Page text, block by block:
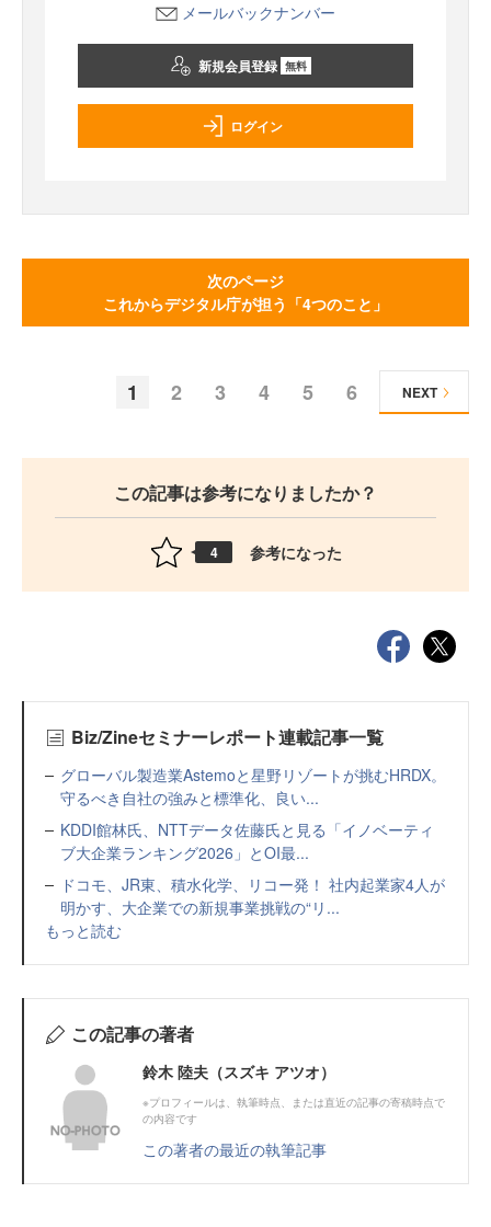
メールバックナンバー
新規会員登録 無料
ログイン
次のページ
これからデジタル庁が担う「4つのこと」
1 2 3 4 5 6 NEXT
この記事は参考になりましたか？
4 参考になった
Biz/Zineセミナーレポート連載記事一覧
グローバル製造業Astemoと星野リゾートが挑むHRDX。
守るべき自社の強みと標準化、良い...
KDDI館林氏、NTTデータ佐藤氏と見る「イノベーティ
ブ大企業ランキング2026」とOI最...
ドコモ、JR東、積水化学、リコー発！ 社内起業家4人が
明かす、大企業での新規事業挑戦の“リ...
もっと読む
この記事の著者
鈴木 陸夫（スズキ アツオ）
※プロフィールは、執筆時点、または直近の記事の寄稿時点で
の内容です
この著者の最近の執筆記事